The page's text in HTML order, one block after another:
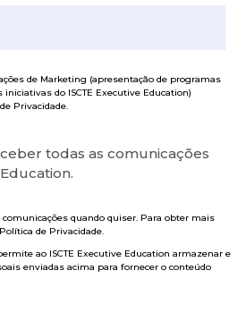
de Marketing (apresentação de programas
do ISCTE Executive Education)
Privacidade.
todas as comunicações
quando quiser. Para obter mais
Política de Privacidade.
ao ISCTE Executive Education armazenar e
enviadas acima para fornecer o conteúdo